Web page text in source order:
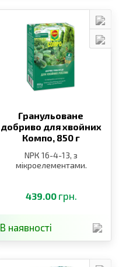
Гранульоване
добриво для хвойних
Компо, 850 г
NPК 16-4-13, з
мікроелементами.
439.00 грн.
В наявності